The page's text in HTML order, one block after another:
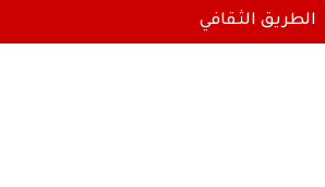
الطريق الثقافي